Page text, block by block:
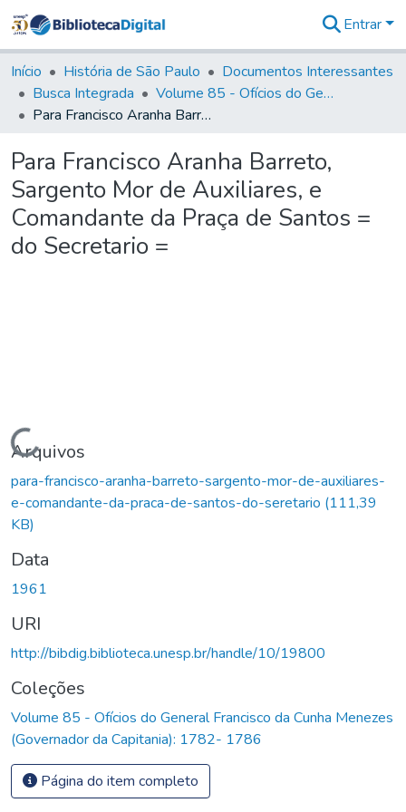
&
Coleções
Tudo na
Biblioteca
Estatísticas
Entrar
Início História de São Paulo
Documentos Interessantes
Busca Integrada
Volume 85 - Ofícios do General Francisco da Cunha Menezes (Governador da Capitania): 1782- 1786
Para Francisco Aranha Barreto, Sargento Mor de Auxiliares, e Comandante da Praça de Santos = do Secretario =
Para Francisco Aranha Barreto,
Sargento Mor de Auxiliares, e
Comandante da Praça de Santos =
do Secretario =
Carregando...
Arquivos
para-francisco-aranha-barreto-sargento-mor-de-auxiliares-
e-comandante-da-praca-de-santos-do-seretario (111,39
KB)
Data
1961
URI
http://bibdig.biblioteca.unesp.br/handle/10/19800
Coleções
Volume 85 - Ofícios do General Francisco da Cunha Menezes
(Governador da Capitania): 1782- 1786
Página do item completo